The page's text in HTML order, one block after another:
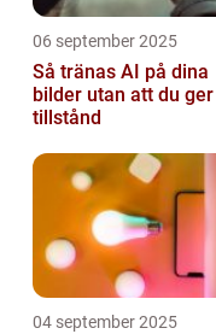
06 september 2025
Så tränas AI på dina
bilder utan att du ger
tillstånd
04 september 2025